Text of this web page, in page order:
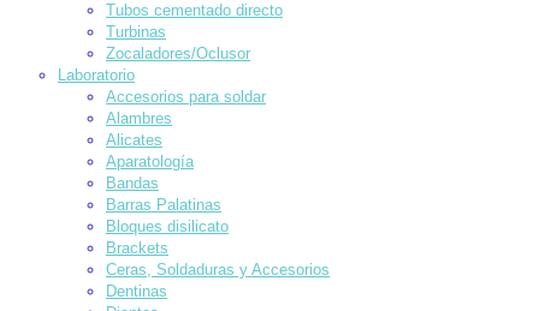
Tubos cementado directo
Turbinas
Zocaladores/Oclusor
Laboratorio
Accesorios para soldar
Alambres
Alicates
Aparatología
Bandas
Barras Palatinas
Bloques disilicato
Brackets
Ceras, Soldaduras y Accesorios
Dentinas